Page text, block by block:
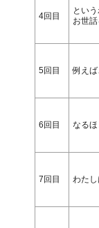
4回目
とい
お世
5回目 例え
6回目 なる
7回目 わた